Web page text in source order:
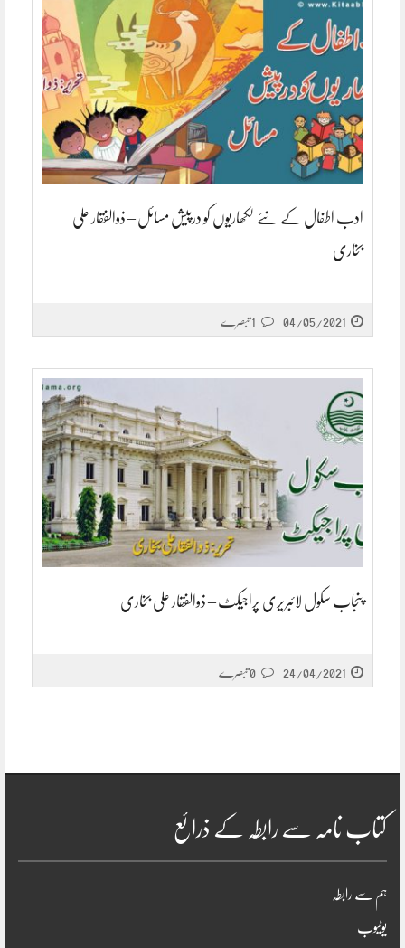
ادب اطفال کے نئے لکھاریوں کو درپیش مسائل – ذوالفقار علی
بخاری
04/05/2021
پنجاب سکول لائبریری پراجیکٹ – ذوالفقار علی بخاری
24/04/2021
کتاب نامہ سے رابطہ کے ذرائع
ہم سے رابطہ
یوٹیوب